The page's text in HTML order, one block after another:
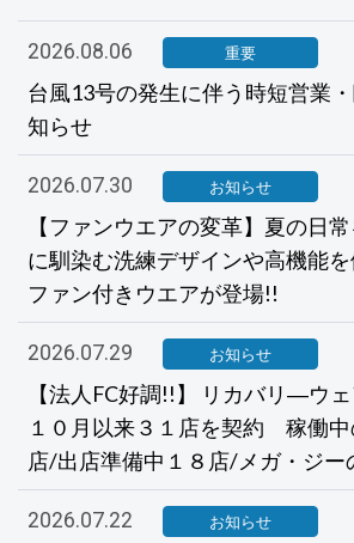
2026.08.06 重要
台風13号の発生に伴う時短営業
知らせ
2026.07.30 お知らせ
【ファンウエアの変革】夏の日
に馴染む洗練デザインや高機能
ファン付きウエアが登場!!
2026.07.29 お知らせ
【法人FC好調!!】 リカバリ―ウ
１０月以来３１店を契約 稼働中
店/出店準備中１８店/メガ・ジー
2026.07.22 お知らせ